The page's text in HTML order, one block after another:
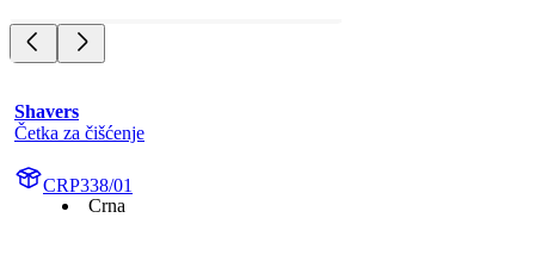
Shavers
Četka za čišćenje
CRP338/01
Crna